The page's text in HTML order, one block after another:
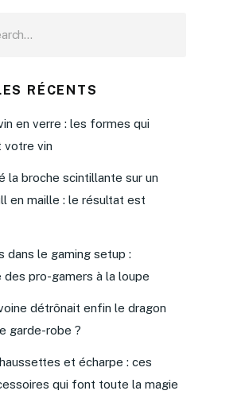
RÉCENTS
en verre : les formes qui
votre vin
la broche scintillante sur un
en maille : le résultat est
dans le gaming setup :
des pro-gamers à la loupe
détrônait enfin le dragon
garde-robe ?
et écharpe : ces
qui font toute la magie